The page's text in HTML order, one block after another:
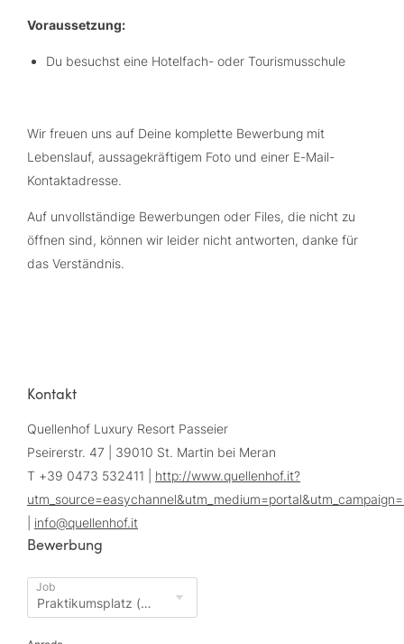
Voraussetzung:
Du besuchst eine Hotelfach- oder Tourismusschule
Wir freuen uns auf Deine komplette Bewerbung mit
Lebenslauf, aussagekräftigem Foto und einer E-Mail-
Kontaktadresse.
Auf unvollständige Bewerbungen oder Files, die nicht zu
öffnen sind, können wir leider nicht antworten, danke für
das Verständnis.
Kontakt
Quellenhof Luxury Resort Passeier
Pseirerstr. 47 | 39010 St. Martin bei Meran
T +39 0473 532411 | http://www.quellenhof.it?
info@quellenhof.it
Bewerbung
Job